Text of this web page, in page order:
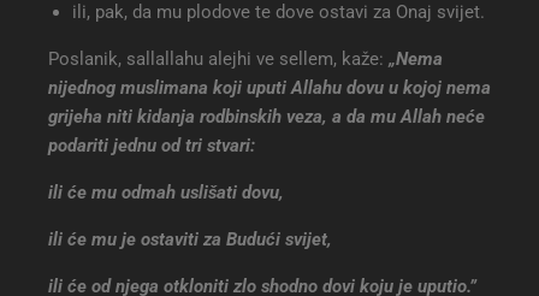
ili, pak, da mu plodove te dove ostavi za Onaj svijet.
Poslanik, sallallahu alejhi ve sellem, kaže: „Nema
nijednog muslimana koji uputi Allahu dovu u kojoj nema
grijeha niti kidanja rodbinskih veza, a da mu Allah neće
podariti jednu od tri stvari:
ili će mu odmah uslišati dovu,
ili će mu je ostaviti za Budući svijet,
ili će od njega otkloniti zlo shodno dovi koju je uputio.”